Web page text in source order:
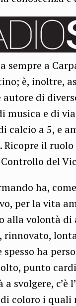
sempre a
è, inoltre,
autore di
musica e di
calcio a 5, e
il
del
ha,
per la vita
alla volontà
rinnovato,
ha
punto
svolgere,
coloro i